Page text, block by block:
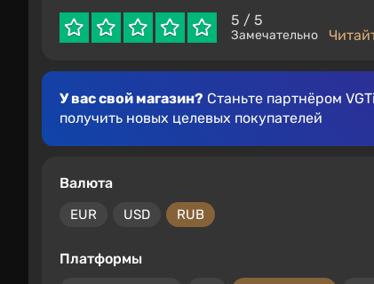
5 / 5
Замечательно
У вас свой магазин? Станьте партнёром
получить новых целевых покупателей
Валюта
EUR USD RUB
Платформы